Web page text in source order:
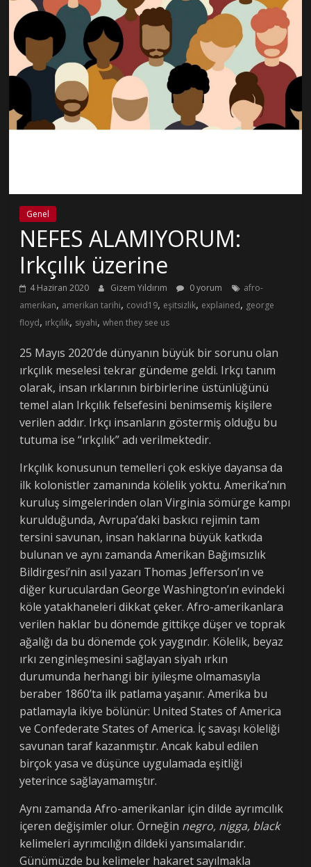
Genel
NEFES ALAMIYORUM:
Irkçılık üzerine
4 Haziran 2020 Gizem Yıldırım 0 yorum
afro-
amerikan, amerikan tarihi, covid19, eşitsizlik, explained, george
floyd, ırkçılık, siyahi,when they see us
25 Mayıs 2020’de dünyanın büyük bir sorunu olan
ırkçılık meselesi tekrar gündeme geldi. Irkçı tanım
olarak, insan ırklarının birbirlerine üstünlüğünü
temel alan Irkçılık felsefesini benimsemiş kişilere
verilen addır. Irkçı insanların göstermiş olduğu bu
tutuma ise “ırkçılık” adı verilmektedir.
Irkçılık konusunun temelleri çok eskiye dayansa da
ilk kolonistler zamanında kölelik yoktu. Amerika’nın
kuruluş simgelerinden olan Virginia sömürge kampı
kurulduğunda, Avrupa’daki baskıcı rejimin tam
tersini savunan, insan haklarına büyük katkıda
bulunan ve aynı zamanda Amerikan Bağımsızlık
Bildirgesi’nin asıl yazarı Thomas Jefferson’ın ve
diğer kuruculardan George Washington’ın evindeki
köle yatakhaneleri dikkat çeker. Afro-amerikanlara
verilen haklar bu dönemde gittikçe düşer ve toprak
ağalığı da bu dönemde çok yaygındır. Kölelik, beyaz
ırkı zenginleşmesini sağlayan siyah ırkın
durumunda herhangi bir iyileşme olmamasıyla
beraber 1860’ta ilk patlama yaşanır. Amerika bu
patlamayla ikiye bölünür: United States of America
ve Confederate States of America. İç savaşı köleliği
savunan taraf kazanmıştır. Ancak kabul edilen
birçok yasa ve düşünce uygulamada eşitliği
yeterince sağlayamamıştır.
Aynı zamanda Afro-amerikanlar için dilde ayrımcılık
içeren değişimler olur. Örneğin negro, nigga, black
kelimeleri ayrımcılığın dildeki yansımalarıdır.
Günümüzde bu kelimeler hakaret sayılmakla